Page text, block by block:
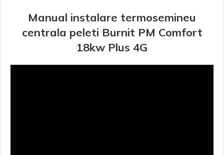
Manual instalare termosemineu
centrala peleti Burnit PM Comfort
18kw Plus 4G